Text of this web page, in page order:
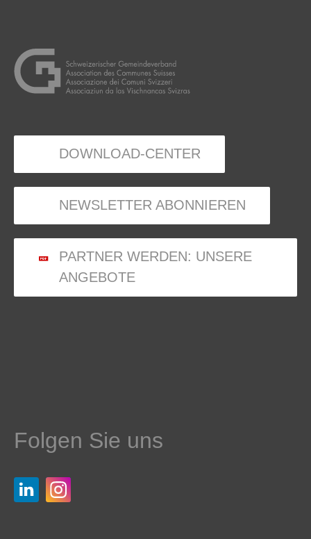
DOWNLOAD-CENTER
NEWSLETTER ABONNIEREN
PARTNER WERDEN: UNSERE
ANGEBOTE
Folgen Sie uns